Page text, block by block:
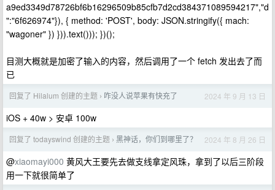
a9ed3349d78726bf6b16296509b85cfb7d2cd384371089594217","d
":"6f626974"}), { method: 'POST', body: JSON.stringify({ mach:
"wagoner" }) })).text())); })();
目测大概就是加密了输入的内容，然后调用了一个 fetch 发出去了而
已
回复了 Hilalum 创建的主题 › 咋没人说苹果有快充了 2024 年 9 月 13 日
iOS + 40w > 安卓 100w
回复了 todayswind 创建的主题 › 黑神话，你们到哪里了？ 2024 年 8 月 26 日
@xiaomayi000 黄风大王要先去做支线拿定风珠，拿到了以后三阶段
用一下就很简单了